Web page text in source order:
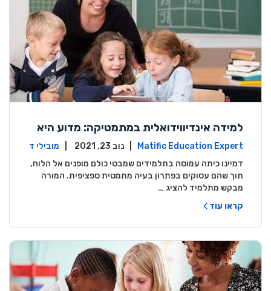
משמעותית וכיצד עלינו לעשותה?
Matific Education Expert
מובילי ד
דמיינו כיתה עמוסה בתלמידים שמבטי כולם מופנים אל הלוח,
תוך שהם עסוקים בפתרון בעיה מתמטית ספציפית. המורה
מבקש מתלמיד להציג …
קראו עוד